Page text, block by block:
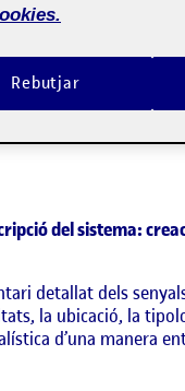
de valor clara i
. Aquesta
banda, es
gràfic eficaç es
del sistema:
detallat dels
la ubicació, la
d’una manera
Rebutjar